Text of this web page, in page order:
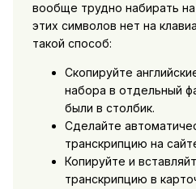
вообще трудно набирать
этих символов нет на
такой способ:
Скопируйте
набора в отдельный
были в столбик.
Сделайте
транскрипцию на
Копируйте и
транскрипцию в